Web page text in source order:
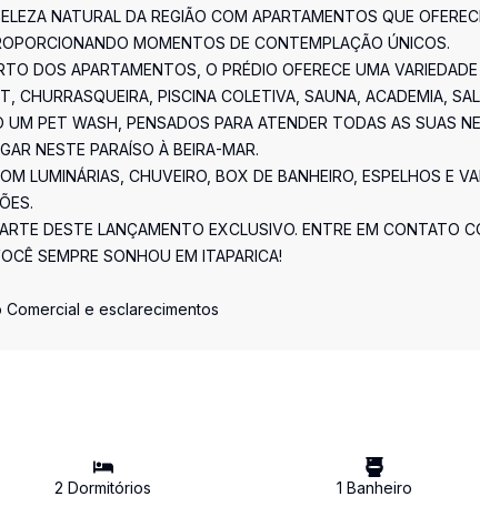
NATURAL DA REGIÃO COM APARTAMENTOS QUE
MOMENTOS DE CONTEMPLAÇÃO ÚNICOS.
DOS APARTAMENTOS, O PRÉDIO OFERECE UMA
CHURRASQUEIRA, PISCINA COLETIVA, SAUNA, ACADEMIA,
PET WASH, PENSADOS PARA ATENDER TODAS AS SUAS
NESTE PARAÍSO À BEIRA-MAR.
LUMINÁRIAS, CHUVEIRO, BOX DE BANHEIRO, ESPELHOS E
DESTE LANÇAMENTO EXCLUSIVO. ENTRE EM CONTATO
SEMPRE SONHOU EM ITAPARICA!
Comercial e esclarecimentos
2 Dormitórios 1 Banheiro